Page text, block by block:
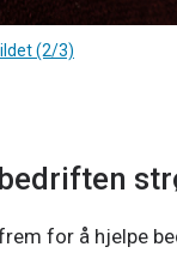
(2/3)
for å hjelpe